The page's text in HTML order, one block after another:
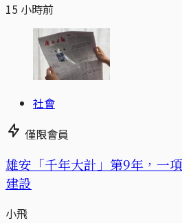
15 小時前
社會
僅限會員
雄安「千年大計」第9年，一
建設
小飛